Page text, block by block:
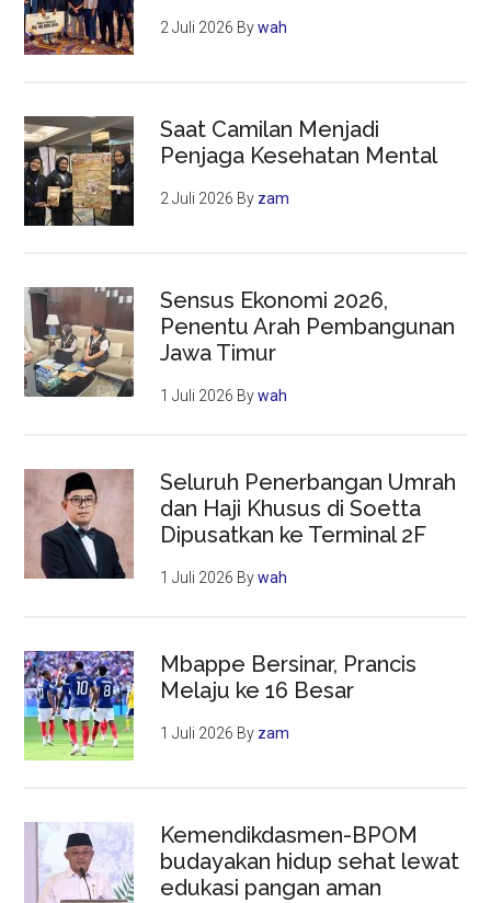
2 Juli 2026 Bywah
Saat Camilan Menjadi
Penjaga Kesehatan Mental
2 Juli 2026 By zam
Sensus Ekonomi 2026,
Penentu Arah Pembangunan
Jawa Timur
1 Juli 2026 Bywah
Seluruh Penerbangan Umrah
dan Haji Khusus di Soetta
Dipusatkan ke Terminal 2F
1 Juli 2026 Bywah
Mbappe Bersinar, Prancis
Melaju ke 16 Besar
1 Juli 2026 By zam
Kemendikdasmen-BPOM
budayakan hidup sehat lewat
edukasi pangan aman